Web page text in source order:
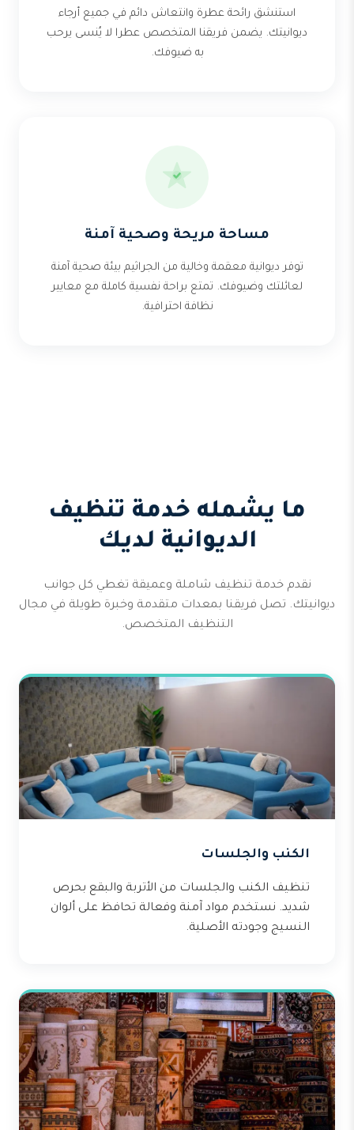
استنشق رائحة عطرة وانتعاش دائم في جميع أرجاء
ديوانيتك. يضمن فريقنا المتخصص عطرا لا يُنسى يرحب
به ضيوفك.
مساحة مريحة وصحية آمنة
توفر ديوانية معقمة وخالية من الجراثيم بيئة صحية آمنة
لعائلتك وضيوفك. تمتع براحة نفسية كاملة مع معايير
نظافة احترافية.
ما يشمله خدمة تنظيف
الديوانية لديك
نقدم خدمة تنظيف شاملة وعميقة تغطي كل جوانب
ديوانيتك. تصل فريقنا بمعدات متقدمة وخبرة طويلة في مجال
التنظيف المتخصص.
الكنب والجلسات
تنظيف الكنب والجلسات من الأتربة والبقع بحرص
شديد. نستخدم مواد آمنة وفعالة تحافظ على ألوان
النسيج وجودته الأصلية.